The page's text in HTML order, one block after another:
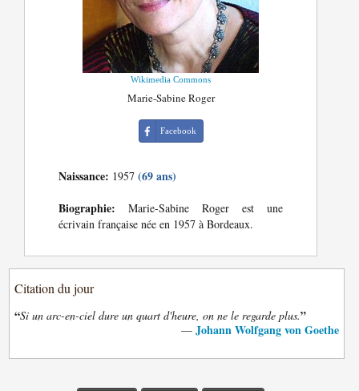
Wikimedia Commons
Marie-Sabine Roger
Facebook
Naissance: 1957(69 ans)
Biographie: Marie-Sabine Roger est une
écrivain française née en 1957 à Bordeaux.
Citation du jour
“Si un arc-en-ciel dure un quart d'heure, on ne le regarde plus.”
— Johann Wolfgang von Goethe